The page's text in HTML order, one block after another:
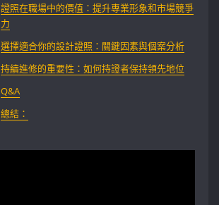
證照在職場中的價值：提升專業形象和市場競爭
力⁤
選擇適合你的設計證照：關鍵因素與個案分析
持續進修的重要性：如何持證者保持領先地位
Q&A
總結：